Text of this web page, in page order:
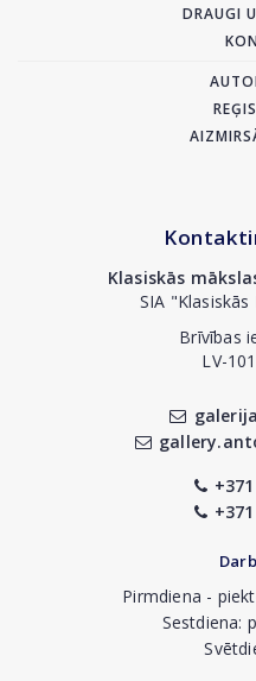
DRAUGI
Klasiskās
SIA
Brīvības
LV-
Pirmdiena -
Sestdiena: